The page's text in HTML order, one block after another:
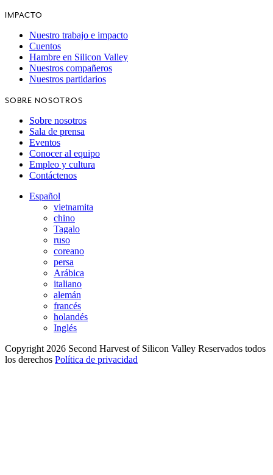
IMPACTO
Nuestro trabajo e impacto
Cuentos
Hambre en Silicon Valley
Nuestros compañeros
Nuestros partidarios
SOBRE NOSOTROS
Sobre nosotros
Sala de prensa
Eventos
Conocer al equipo
Empleo y cultura
Contáctenos
Español
vietnamita
chino
Tagalo
ruso
coreano
persa
Arábica
italiano
alemán
francés
holandés
Inglés
Copyright 2026 Second Harvest of Silicon Valley Reservados todos
los derechos Política de privacidad